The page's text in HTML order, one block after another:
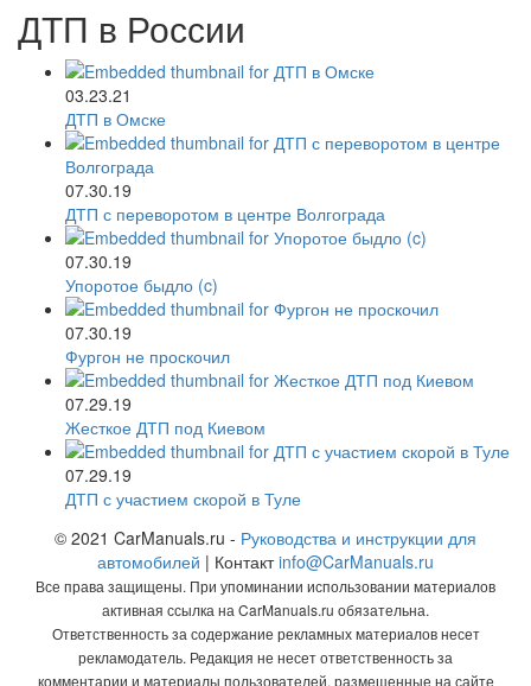
ДТП в России
03.23.21
ДТП в Омске
07.30.19
ДТП с переворотом в центре Волгограда
07.30.19
Упоротое быдло (c)
07.30.19
Фургон не проскочил
07.29.19
Жесткое ДТП под Киевом
07.29.19
ДТП с участием скорой в Туле
© 2021 CarManuals.ru - Руководства и инструкции для
автомобилей | Контактinfo@CarManuals.ru
Все права защищены. При упоминании использовании материалов
активная ссылка на CarManuals.ru обязательна.
Ответственность за содержание рекламных материалов несет
рекламодатель. Редакция не несет ответственность за
комментарии и материалы пользователей, размещенные на сайте